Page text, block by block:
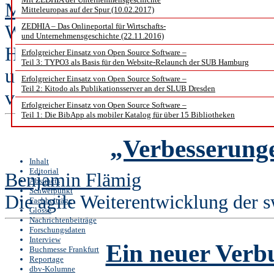
Mitteleuropas auf der Spur (10.02.2017)
ZEDHIA – Das Onlineportal für Wirtschafts-
und Unternehmensgeschichte (22.11.2016)
Erfolgreicher Einsatz von Open Source Software –
Teil 3: TYPO3 als Basis für den Website-Relaunch der SUB Hamburg
Erfolgreicher Einsatz von Open Source Software –
Teil 2: Kitodo als Publikationsserver an der SLUB Dresden
Erfolgreicher Einsatz von Open Source Software –
Teil 1: Die BibApp als mobiler Katalog für über 15 Bibliotheken
Inhalt
Editorial
Abstracts
Schwerpunkt
Fachbeiträge
Glosse
Nachrichtenbeiträge
Forschungsdaten
Interview
Buchmesse Frankfurt
Reportage
dbv-Kolumne
Madeleine Boxler Klopfenstein,
Warum SLSP? Das große
Hochschulbibliotheken fördern
und sein Potenzial für die
verwirklichen.
Benjamin Flämig
Die agile Weiterentwicklung der
Ein neuer